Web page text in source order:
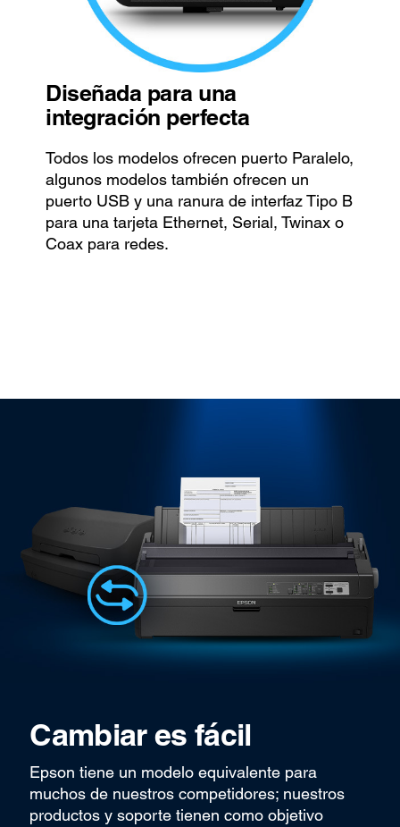
Diseñada para una
integración perfecta
Todos los modelos ofrecen puerto Paralelo,
algunos modelos también ofrecen un
puerto USB y una ranura de interfaz Tipo B
para una tarjeta Ethernet, Serial, Twinax o
Coax para redes.
Cambiar es fácil
Epson tiene un modelo equivalente para
muchos de nuestros competidores; nuestros
productos y soporte tienen como objetivo